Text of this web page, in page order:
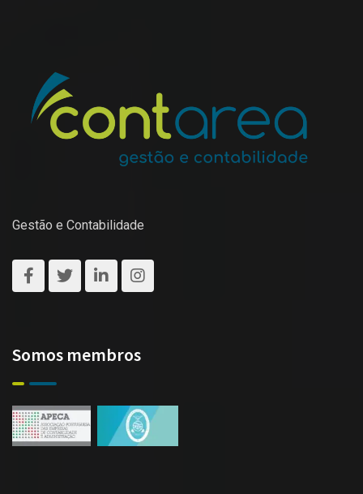
Gestão e Contabilidade
Somos membros